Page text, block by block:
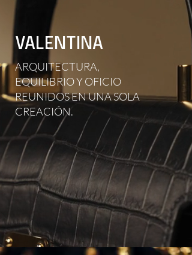
VALENTINA
ARQUITECTURA,
EQUILIBRIO Y OFICIO
REUNIDOS EN UNA SOLA
CREACIÓN.